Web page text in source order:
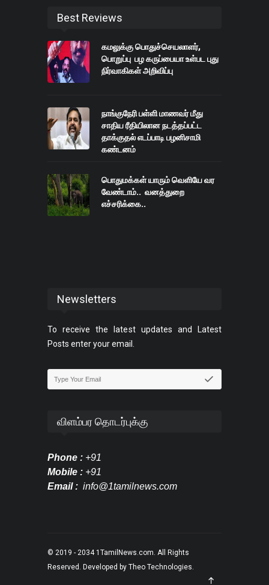
Best Reviews
கமலுக்கு பொதுச்செயலாளர்,
பொறுப்பு பழ கருப்பையா உள்பட புது
நிர்வாகிகள் அறிவிப்பு
நாங்குநேரி பள்ளி மாணவர் மீது
சாதிய ரீதியிலான நடத்தப்பட்ட
தாக்குதல் எடப்பாடி பழனிசாமி
கண்டனம்
பொதுமக்கள் யாரும் வெளியே வர
வேண்டாம்.. வனத்துறை
எச்சரிக்கை..
Newsletters
To receive the latest updates and Latest
Posts enter your email.
விளம்பர தொடர்புக்கு
Phone : +91
Mobile : +91
Email : info@1tamilnews.com
© 2019 - 2034 1TamilNews.com . All Rights
Reserved. Developed by Theo Technologies